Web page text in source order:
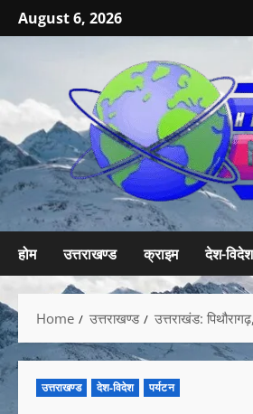
August 6, 2026
होम उत्तराखण्ड क्राइम देश-विदेश
Home उत्तराखण्ड उत्तराखंड:
उत्तराखण्ड देश-विदेश पर्यटन